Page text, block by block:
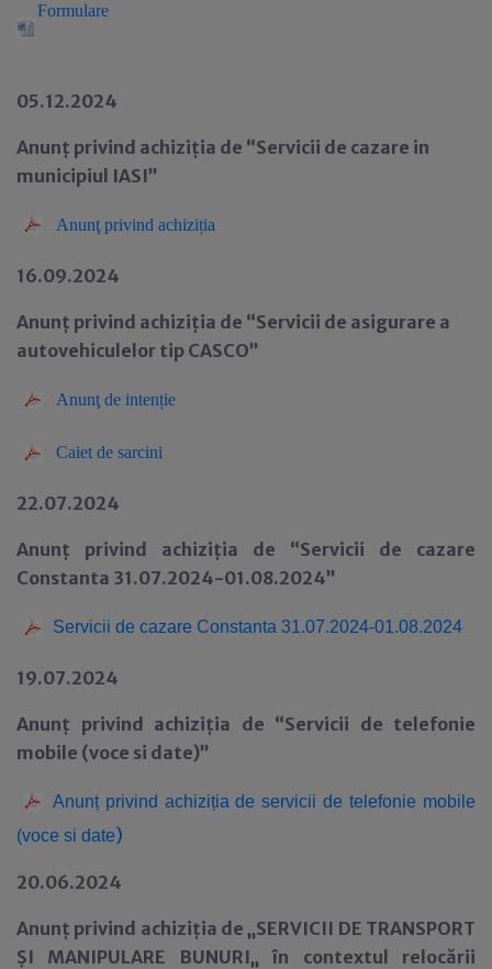
Formulare
05.12.2024
Anunț privind achiziția de “Servicii de cazare in
municipiul IASI”
Anunţprivind achiziția
16.09.2024
Anunț privind achiziția de “Servicii de asigurare a
autovehiculelor tip CASCO”
Anunţde intenție
Caiet de sarcini
22.07.2024
Anunț privind achiziția de “Servicii de cazare
Constanta 31.07.2024-01.08.2024”
Servicii de cazare Constanta 31.07.2024-01.08.2024
19.07.2024
Anunț privind achiziția de “Servicii de telefonie
mobile (voce si date)”
Anunț privind achiziția de servicii de telefonie mobile
(voce si date)
20.06.2024
Anunț privind achiziția de „SERVICII DE TRANSPORT
ȘI MANIPULARE BUNURI„ în contextul relocării